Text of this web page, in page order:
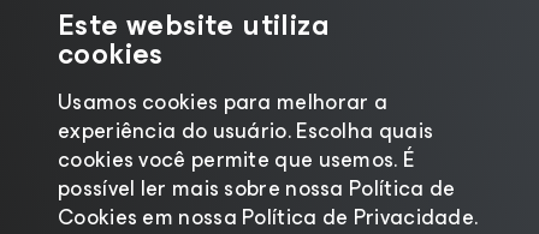
©2026 Veeam® Software |Aviso de Privacidade
Este website utiliza
cookies
Usamos cookies para melhorar a
experiência do usuário. Escolha quais
cookies você permite que usemos. É
possível ler mais sobre nossa Política de
Cookies em nossa Política de Privacidade.